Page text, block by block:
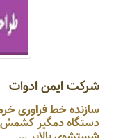
شرکت ایمن ادوات
سازنده خط فراوری
دستگاه دمگیر